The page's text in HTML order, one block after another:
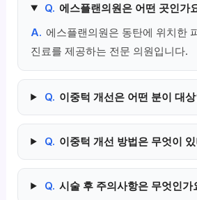
Q. 에스플랜의원은 어떤 곳인가
A. 에스플랜의원은 동탄에 위치한
진료를 제공하는 전문 의원입니다.
Q. 이중턱 개선은 어떤 분이 대
Q. 이중턱 개선 방법은 무엇이
Q. 시술 후 주의사항은 무엇인가